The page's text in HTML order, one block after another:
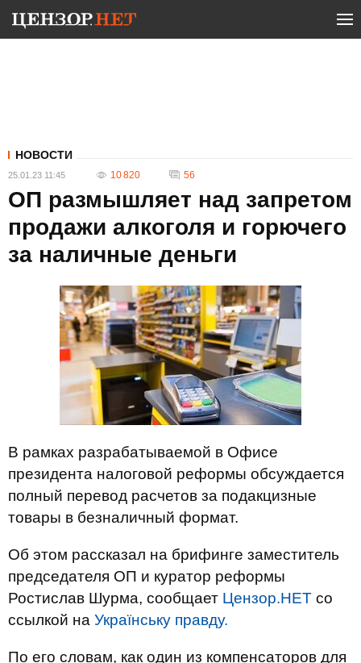
НОВОСТИ
25.01.23 11:45 10 820 56
ОП размышляет над запретом
продажи алкоголя и горючего
за наличные деньги
В рамках разрабатываемой в Офисе
президента налоговой реформы обсуждается
полный перевод расчетов за подакцизные
товары в безналичный формат.
Об этом рассказал на брифинге заместитель
председателя ОП и куратор реформы
Ростислав Шурма, сообщает Цензор.НЕТ со
ссылкой на Українську правду.
По его словам, как один из компенсаторов для